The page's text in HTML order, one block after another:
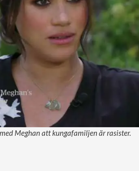
Meghan att kungafamiljen är rasister.